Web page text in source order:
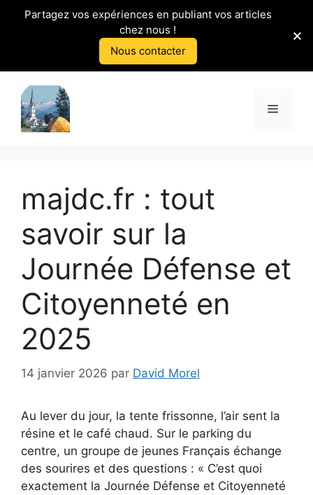
contenu
Menu
majdc.fr : tout
savoir sur la
Journée Défense et
Citoyenneté en
2025
14 janvier 2026 par David Morel
Au lever du jour, la tente frissonne, l’air sent la
résine et le café chaud. Sur le parking du
centre, un groupe de jeunes Français échange
des sourires et des questions : « C’est quoi
exactement la Journée Défense et Citoyenneté
Partagez vos expériences en publiant vos articles
chez nous !
Nous contacter